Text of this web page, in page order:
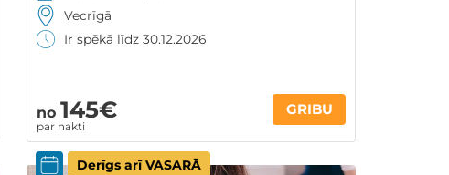
Vecrīgā
Ir spēkā līdz 30.12.2026
no 145€
par nakti
GRIBU
Derīgs arī VASARĀ